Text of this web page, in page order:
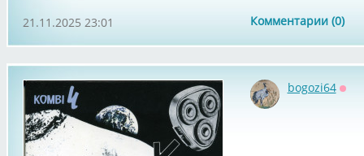
Комментарии (0)
21.11.2025 23:01
bogozi64